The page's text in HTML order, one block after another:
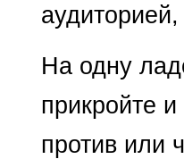
На одну
прикройте
против или